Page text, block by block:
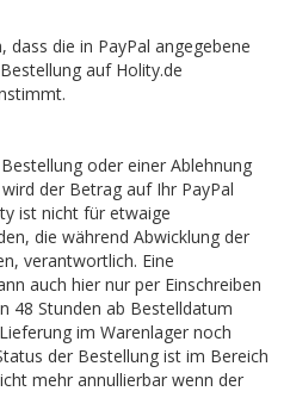
dass die in PayPal angegebene
auf Holity.de
oder einer Ablehnung
der Betrag auf Ihr PayPal
ist nicht für etwaige
die während Abwicklung der
verantwortlich. Eine
auch hier nur per Einschreiben
48 Stunden ab Bestelldatum
im Warenlager noch
der Bestellung ist im Bereich
mehr annullierbar wenn der